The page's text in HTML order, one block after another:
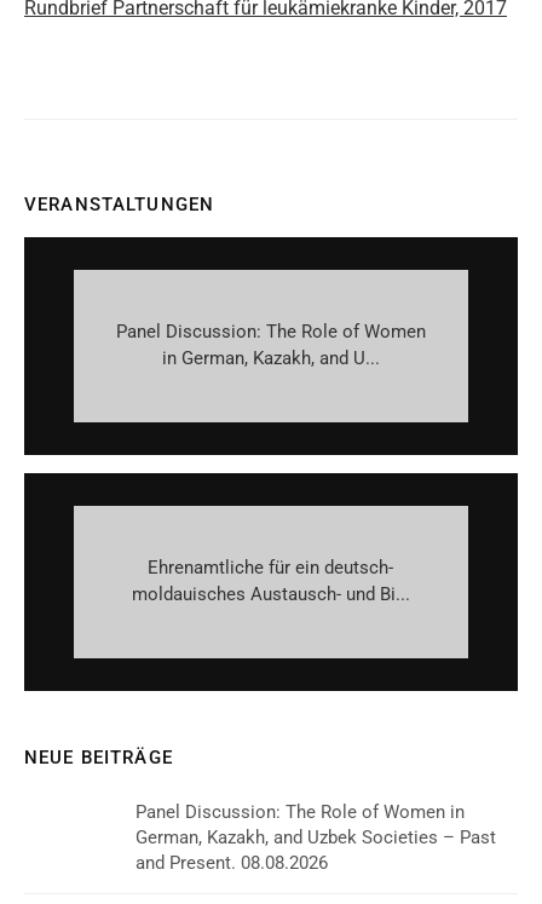
Rundbrief Partnerschaft für leukämiekranke Kinder, 2017
VERANSTALTUNGEN
Panel Discussion: The Role of Women
in German, Kazakh, and U...
Ehrenamtliche für ein deutsch-
moldauisches Austausch- und Bi...
NEUE BEITRÄGE
Panel Discussion: The Role of Women in
German, Kazakh, and Uzbek Societies – Past
and Present. 08.08.2026